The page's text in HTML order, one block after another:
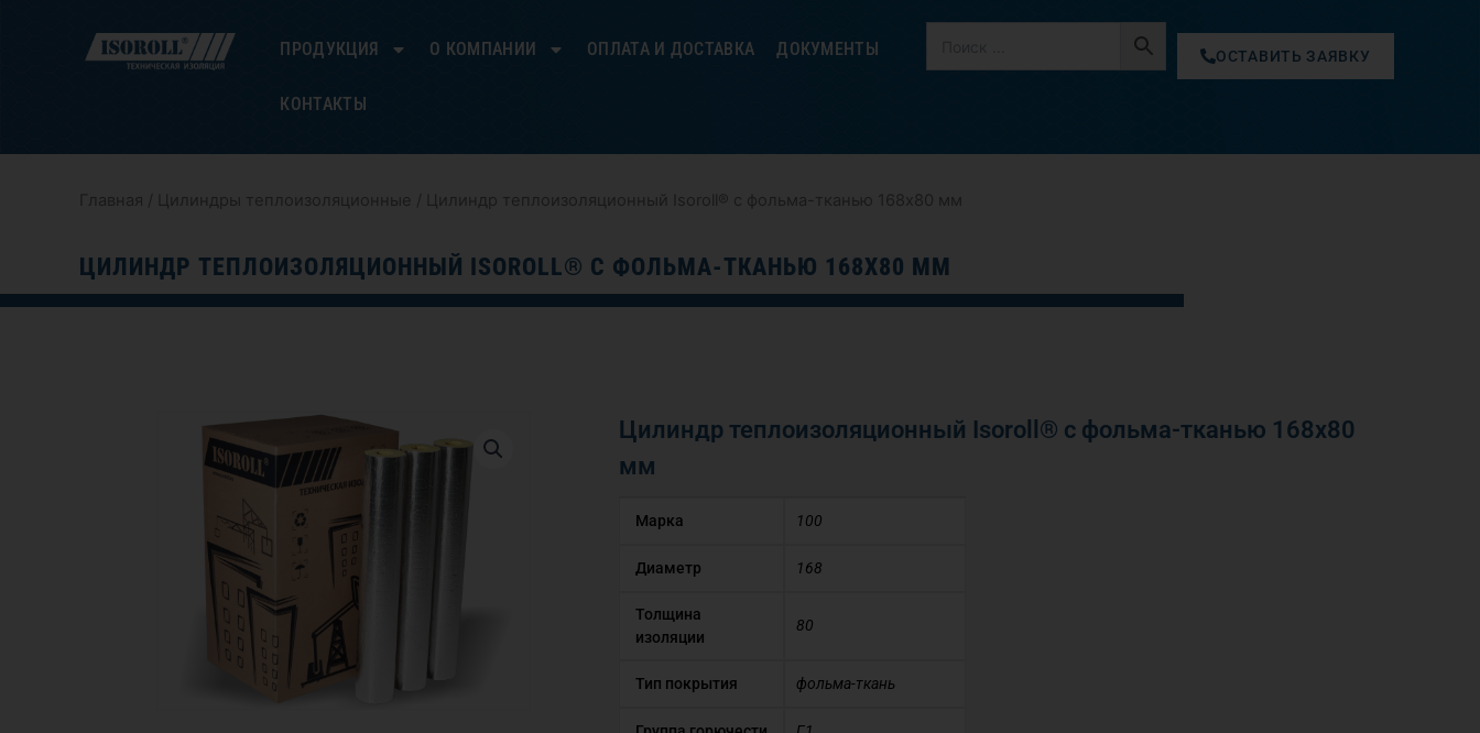
ПРОДУКЦИЯ О КОМПАНИИ ОПЛАТА И ДОСТАВКА ДОКУМЕНТЫ
КОНТАКТЫ
ОСТАВИТЬ ЗАЯВКУ
Главная / Цилиндры теплоизоляционные / Цилиндр теплоизоляционный Isoroll® с фольма-тканью 168х80 мм
ЦИЛИНДР ТЕПЛОИЗОЛЯЦИОННЫЙ ISOROLL® С ФОЛЬМА-ТКАНЬЮ 168Х80 ММ
Цилиндр теплоизоляционный Isoroll® с фольма-тканью 168х80
мм
Марка 100
Диаметр 168
Толщина
изоляции
80
Тип покрытия фольма-ткань